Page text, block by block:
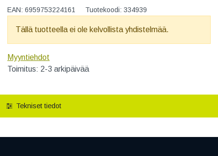
EAN: 6959753224161 Tuotekoodi: 334939
Tällä tuotteella ei ole kelvollista yhdistelmää.
Myyntiehdot
Toimitus: 2-3 arkipäivää
Tekniset tiedot